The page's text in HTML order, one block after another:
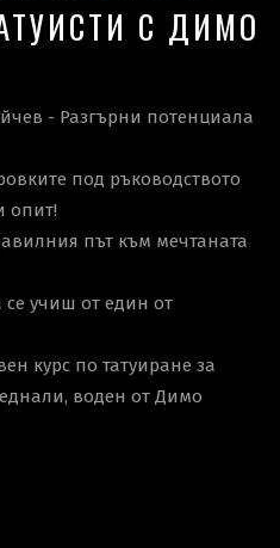
С ДИМО
- Разгърни потенциала
под ръководството
опит!
път към мечтаната
учиш от един от
курс по татуиране за
воден от Димо